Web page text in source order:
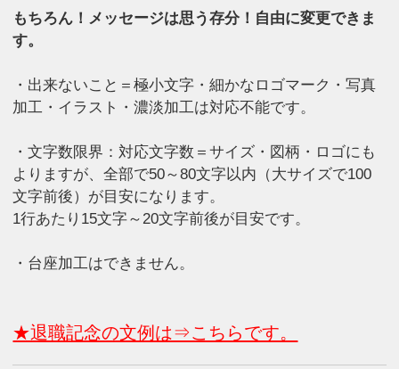
もちろん！メッセージは思う存分！自由に変更できま
す。
・出来ないこと＝極小文字・細かなロゴマーク・写真
加工・イラスト・濃淡加工は対応不能です。
・文字数限界：対応文字数＝サイズ・図柄・ロゴにも
よりますが、全部で50～80文字以内（大サイズで100
文字前後）が目安になります。
1行あたり15文字～20文字前後が目安です。
・台座加工はできません。
★退職記念の文例は⇒こちらです。